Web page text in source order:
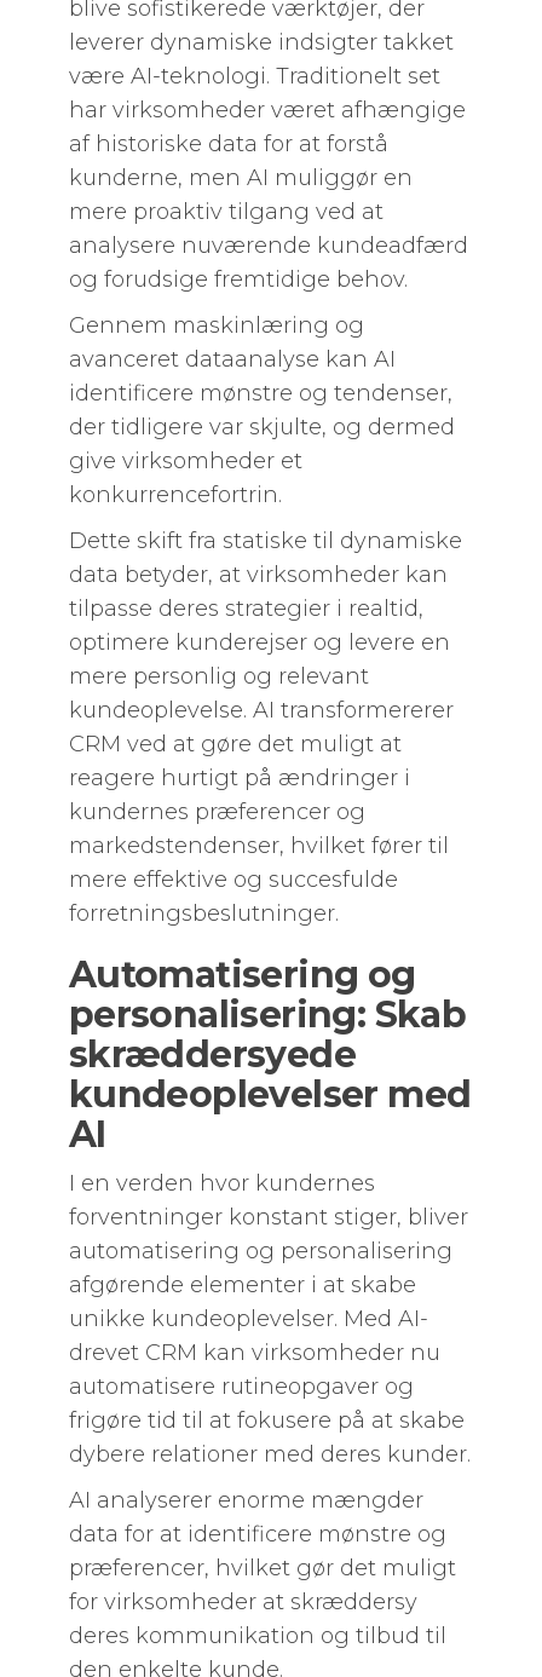
blive sofistikerede værktøjer, der
leverer dynamiske indsigter takket
være AI-teknologi. Traditionelt set
har virksomheder været afhængige
af historiske data for at forstå
kunderne, men AI muliggør en
mere proaktiv tilgang ved at
analysere nuværende kundeadfærd
og forudsige fremtidige behov.
Gennem maskinlæring og
avanceret dataanalyse kan AI
identificere mønstre og tendenser,
der tidligere var skjulte, og dermed
give virksomheder et
konkurrencefortrin.
Dette skift fra statiske til dynamiske
data betyder, at virksomheder kan
tilpasse deres strategier i realtid,
optimere kunderejser og levere en
mere personlig og relevant
kundeoplevelse. AI transformererer
CRM ved at gøre det muligt at
reagere hurtigt på ændringer i
kundernes præferencer og
markedstendenser, hvilket fører til
mere effektive og succesfulde
forretningsbeslutninger.
Automatisering og
personalisering: Skab
skræddersyede
kundeoplevelser med
AI
I en verden hvor kundernes
forventninger konstant stiger, bliver
automatisering og personalisering
afgørende elementer i at skabe
unikke kundeoplevelser. Med AI-
drevet CRM kan virksomheder nu
automatisere rutineopgaver og
frigøre tid til at fokusere på at skabe
dybere relationer med deres kunder.
AI analyserer enorme mængder
data for at identificere mønstre og
præferencer, hvilket gør det muligt
for virksomheder at skræddersy
deres kommunikation og tilbud til
den enkelte kunde.